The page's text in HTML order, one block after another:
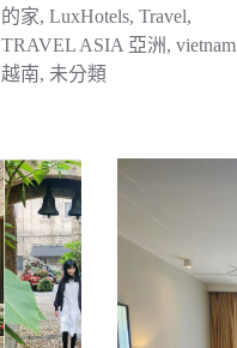
的家, LuxHotels, Travel,
TRAVEL ASIA 亞洲, vietnam
越南, 未分類